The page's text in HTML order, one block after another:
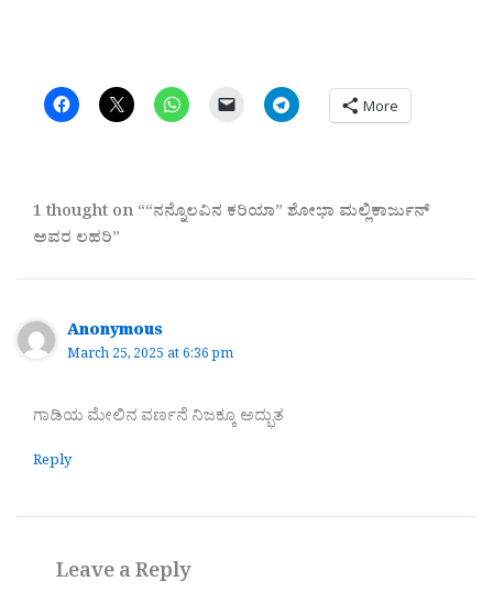
More
1 thought on ““ನನ್ನೊಲವಿನ ಕರಿಯಾ” ಶೋಭಾ ಮಲ್ಲಿಕಾರ್ಜುನ್‌
ಅವರ ಲಹರಿ”
Anonymous
March 25, 2025 at 6:36 pm
ಗಾಡಿಯ ಮೇಲಿನ ವರ್ಣನೆ ನಿಜಕ್ಕೂ ಅದ್ಭುತ
Reply
Leave a Reply